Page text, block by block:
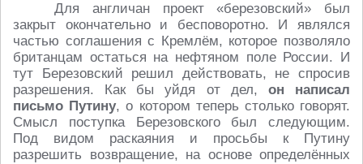
Для англичан проект «березовский» был
закрыт окончательно и бесповоротно. И являлся
частью соглашения с Кремлём, которое позволяло
британцам остаться на нефтяном поле России. И
тут Березовский решил действовать, не спросив
разрешения. Как бы уйдя от дел, он написал
письмо Путину, о котором теперь столько говорят.
Смысл поступка Березовского был следующим.
Под видом раскаяния и просьбы к Путину
разрешить возвращение, на основе определённых